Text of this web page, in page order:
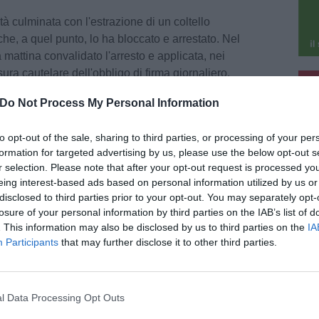
Do Not Process My Personal Information
opt-out of the sale, sharing to third parties, or processing of your
for targeted advertising by us, please use the below opt-out
selection. Please note that after your opt-out request is processed
interest-based ads based on personal information utilized by us
to third parties prior to your opt-out. You may separately
of your personal information by third parties on the IAB’s list of
This information may also be disclosed by us to third parties on the
Participants that may further disclose it to other third parties.
Data Processing Opt Outs
culminata con l'estrazione di un coltello
a quel punto, lo ha bloccato e arrestato. Nel
convalidato l'arresto e applicata, nei
cautelare dell'obbligo di firma giornaliero.
di Pisa, tenta di aggredire i
durante un controllo: arrestato
con l'accusa di resistenza a pubblico